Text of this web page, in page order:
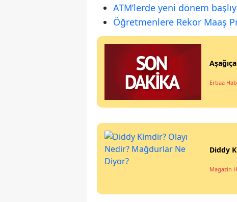
ATM’lerde yeni dönem
Öğretmenlere Rekor Maaş
Erbaa
Diddy
Magazin